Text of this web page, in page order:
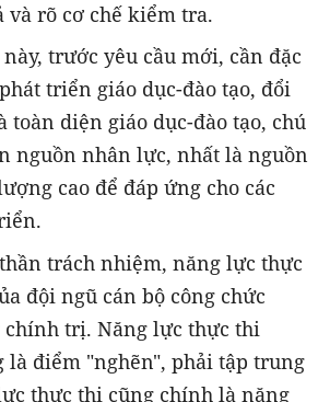
và rõ cơ chế kiểm tra.
trước yêu cầu mới, cần đặc
triển giáo dục-đào tạo, đổi
toàn diện giáo dục-đào tạo, chú
nguồn nhân lực, nhất là nguồn
cao để đáp ứng cho các
trách nhiệm, năng lực thực
đội ngũ cán bộ công chức
chính trị. Năng lực thực thi
là điểm "nghẽn", phải tập trung
thực thi cũng chính là năng